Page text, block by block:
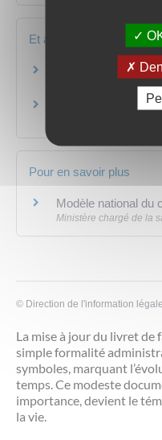
Et aussi
Prévention -
Naissance et
Pour en savoir plus
Modèle national du
Ministère chargé de la
© Direction de l'information
La mise à jour du livret de
simple formalité
symboles, marquant
temps. Ce modeste
importance, devient le
la vie.